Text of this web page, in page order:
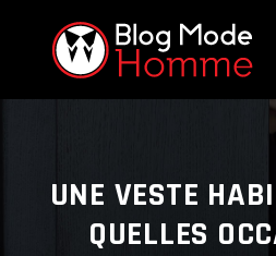
UNE VESTE
QUELLES